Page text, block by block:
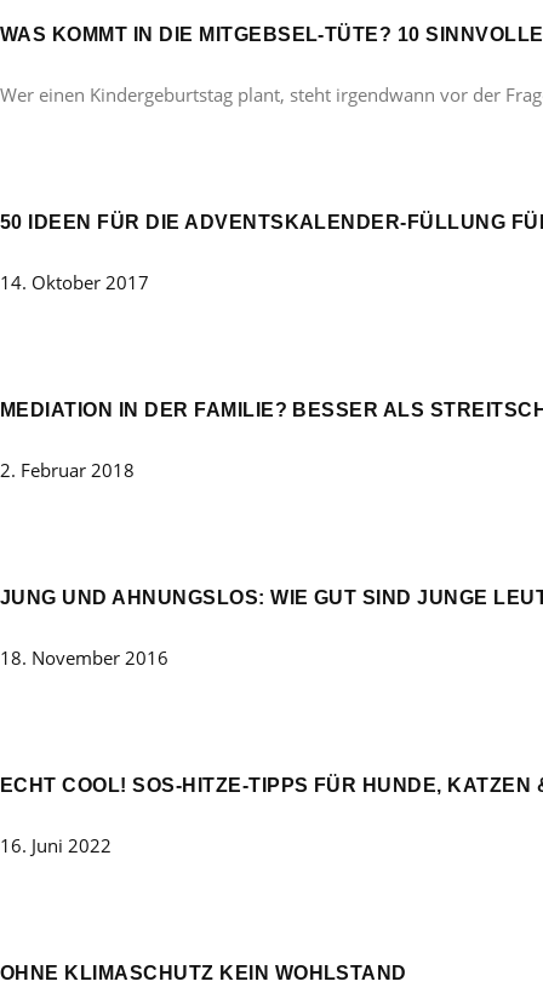
WAS KOMMT IN DIE MITGEBSEL-TÜTE? 10
Wer einen Kindergeburtstag plant, steht irgendwann vor der
50 IDEEN FÜR DIE ADVENTSKALENDER-FÜLLUNG
14. Oktober 2017
MEDIATION IN DER FAMILIE? BESSER ALS
2. Februar 2018
JUNG UND AHNUNGSLOS: WIE GUT SIND JUNGE
18. November 2016
ECHT COOL! SOS-HITZE-TIPPS FÜR HUNDE, KATZEN
16. Juni 2022
OHNE KLIMASCHUTZ KEIN WOHLSTAND